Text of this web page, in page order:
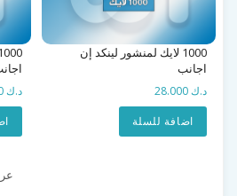
1000 لايك لمنشور لينكد إن
اجانب
د.ك 28.000
اضافة للسلة
د.ك 30.000
عرض 1 الى